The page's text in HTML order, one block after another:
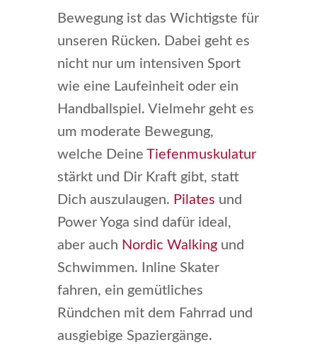
Bewegung ist das Wichtigste für
unseren Rücken. Dabei geht es
nicht nur um intensiven Sport
wie eine Laufeinheit oder ein
Handballspiel. Vielmehr geht es
um moderate Bewegung,
welche Deine Tiefenmuskulatur
stärkt und Dir Kraft gibt, statt
Dich auszulaugen. Pilates und
Power Yoga sind dafür ideal,
aber auch Nordic Walkingund
Schwimmen. Inline Skater
fahren, ein gemütliches
Ründchen mit dem Fahrrad und
ausgiebige Spaziergänge.